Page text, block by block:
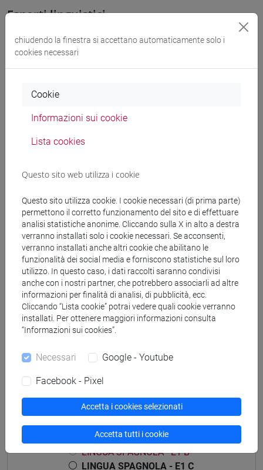
Esperti linguistici
MELERO RODRIGUEZ Carlos Alberto
Esercitazioni
Materiali su Moodle
[LT10] LINGUE, CIVILTÀ E SCIENZE DEL
LINGUAGGIO - Laurea
percorso comune
Insegnamenti mutuati
LINGUA SPAGNOLA - E [CT0425]
LINGUA SPAGNOLA 1
LINGUA SPAGNOLA - E1
LINGUA SPAGNOLA - E1 A
LINGUA SPAGNOLA - E1 B
LINGUA SPAGNOLA - E1 C
chiudendo la finestra si accettano automaticamente solo i
cookies necessari
Cookie
Informazioni sui cookie
Lista cookies
Questo sito web utilizza i cookie
Questo sito utilizza cookie. I cookie necessari (di prima parte)
permettono il corretto funzionamento del sito e di effettuare
analisi statistiche anonime. Cliccando sulla X in alto a destra
verranno installati solo i cookie necessari. Se acconsenti,
verranno installati anche altri cookie che abilitano le
funzionalità dei social media e forniscono statistiche sul loro
utilizzo. In questo caso, i dati raccolti saranno condivisi
anche con i nostri partner, che potrebbero associarli ad altre
informazioni per finalità di analisi, di pubblicità, ecc.
Cliccando “Lista cookie” potrai vedere quali cookie verranno
installati. Per ottenere maggiori informazioni consulta
“Informazioni sui cookies”.
Necessari Google - Youtube
Facebook - Pixel
Accetta i cookies selezionati
Accetta tutti i cookie